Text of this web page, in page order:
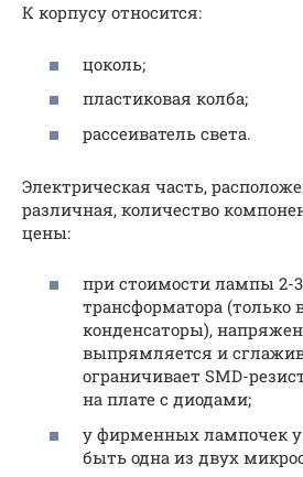
К корпусу относится:
цоколь;
пластиковая колба;
рассеиватель света.
Электрическая часть,
различная, количество
цены:
при стоимости лампы 2-
трансформатора
конденсаторы),
выпрямляется и
ограничивает SMD-
на плате с диодами;
у фирменных лампочек
быть одна из двух